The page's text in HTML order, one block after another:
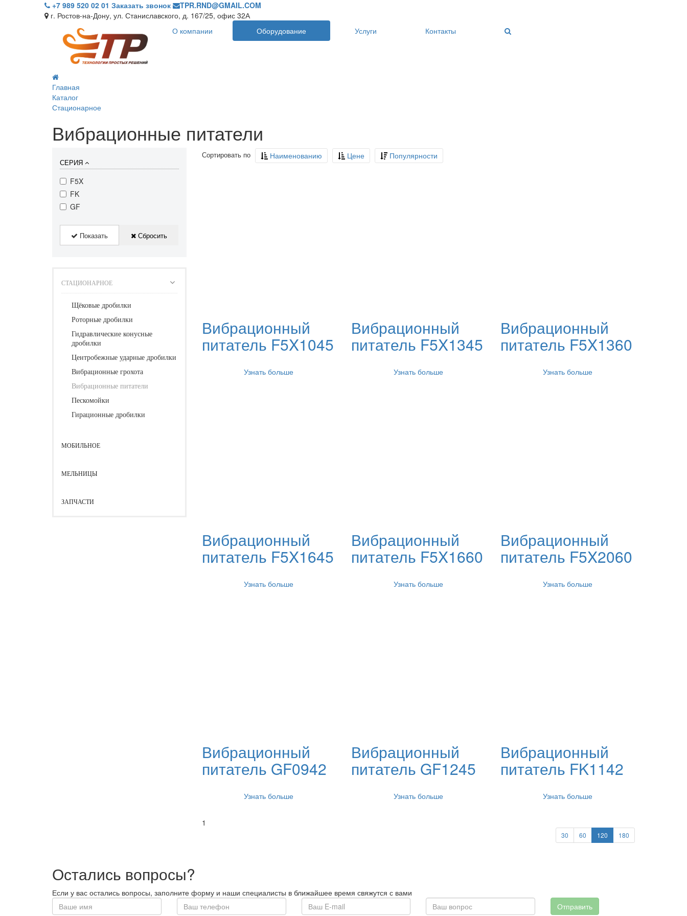
+7 989 520 02 01 Заказать звонок
TPR.RND@GMAIL.COM
г. Ростов-на-Дону, ул. Станиславского, д. 167/25, офис 32А
О компании
Оборудование Услуги Контакты
Главная
Каталог
Стационарное
Вибрационные питатели
СЕРИЯ
F5X
FK
GF
Показать Сбросить
СТАЦИОНАРНОЕ
Щёковые дробилки
Роторные дробилки
Гидравлические конусные
дробилки
Центробежные ударные дробилки
Вибрационные грохота
Вибрационные питатели
Пескомойки
Гирационные дробилки
МОБИЛЬНОЕ
МЕЛЬНИЦЫ
ЗАПЧАСТИ
Сортировать по Наименованию Цене Популярности
Вибрационный
питатель F5X1045
Узнать больше
Вибрационный
питатель F5X1345
Узнать больше
Вибрационный
питатель F5X1360
Узнать больше
Вибрационный
питатель F5X1645
Узнать больше
Вибрационный
питатель F5X1660
Узнать больше
Вибрационный
питатель F5X2060
Узнать больше
Вибрационный
питатель GF0942
Узнать больше
Вибрационный
питатель GF1245
Узнать больше
Вибрационный
питатель FK1142
Узнать больше
1
30 60 120 180
Остались вопросы?
Если у вас остались вопросы, заполните форму и наши специалисты в ближайшее время свяжутся с вами
Отправить